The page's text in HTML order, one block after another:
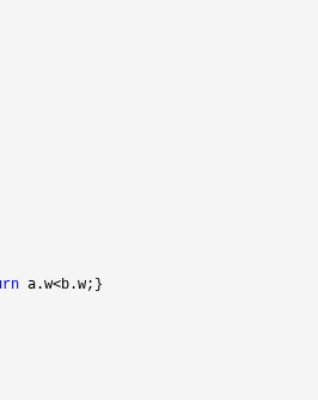
a.w<